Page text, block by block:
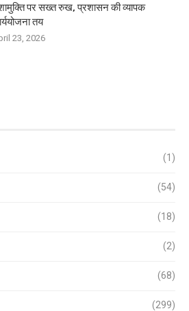
पर सख्त रुख, प्रशासन की व्यापक
तय
23, 2026
(1)
(54)
(18)
(2)
(68)
(299)